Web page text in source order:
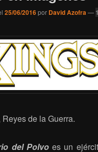
25/06/2016por David Azofra—
de la Guerra.
del Polvoes un